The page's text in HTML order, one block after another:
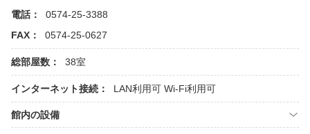
電話：
0574-25-3388
FAX：
0574-25-0627
総部屋数： 38室
インターネット接続： LAN利用可 Wi-Fi利用可
館内の設備